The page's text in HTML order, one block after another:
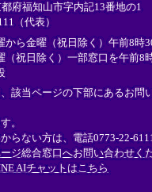
ン
ク
＞
府福知山市字内記13番地の1
（代表）
から金曜（祝日除く）午前8時
（祝日除く）一部窓口を午前8
該当ページの下部にあるお問
。
らない方は、電話0773-22-
ジ総合窓口へお問い合わせく
AIチャットはこちら